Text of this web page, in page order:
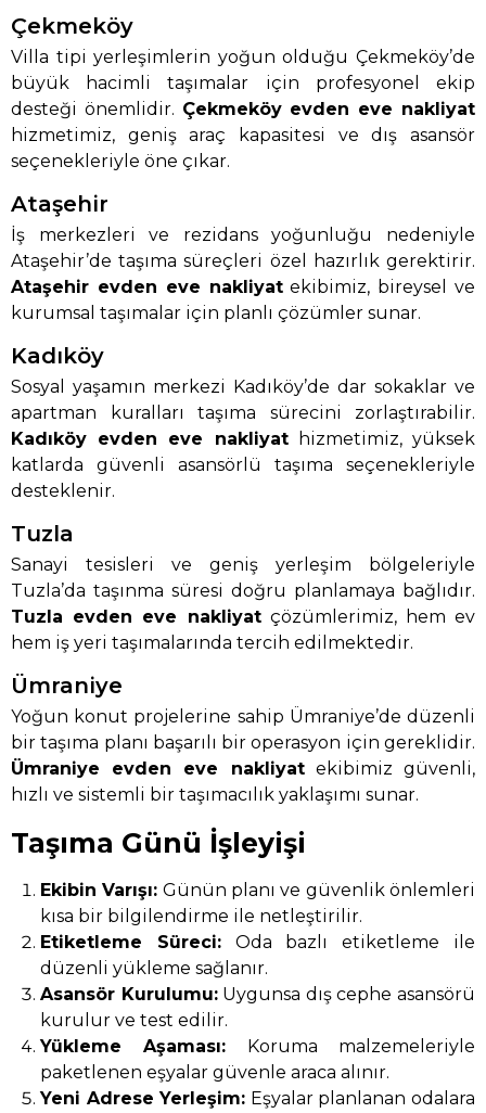
Çekmeköy
Villa tipi yerleşimlerin yoğun olduğu Çekmeköy’de
büyük hacimli taşımalar için profesyonel ekip
desteği önemlidir. Çekmeköy evden eve nakliyat
hizmetimiz, geniş araç kapasitesi ve dış asansör
seçenekleriyle öne çıkar.
Ataşehir
İş merkezleri ve rezidans yoğunluğu nedeniyle
Ataşehir’de taşıma süreçleri özel hazırlık gerektirir.
Ataşehir evden eve nakliyatekibimiz, bireysel ve
kurumsal taşımalar için planlı çözümler sunar.
Kadıköy
Sosyal yaşamın merkezi Kadıköy’de dar sokaklar ve
apartman kuralları taşıma sürecini zorlaştırabilir.
Kadıköy evden eve nakliyathizmetimiz, yüksek
katlarda güvenli asansörlü taşıma seçenekleriyle
desteklenir.
Tuzla
Sanayi tesisleri ve geniş yerleşim bölgeleriyle
Tuzla’da taşınma süresi doğru planlamaya bağlıdır.
Tuzla evden eve nakliyatçözümlerimiz, hem ev
hem iş yeri taşımalarında tercih edilmektedir.
Ümraniye
Yoğun konut projelerine sahip Ümraniye’de düzenli
bir taşıma planı başarılı bir operasyon için gereklidir.
Ümraniye evden eve nakliyatekibimiz güvenli,
hızlı ve sistemli bir taşımacılık yaklaşımı sunar.
Taşıma Günü İşleyişi
Ekibin Varışı: Günün planı ve güvenlik önlemleri
kısa bir bilgilendirme ile netleştirilir.
Etiketleme Süreci:Oda bazlı etiketleme ile
düzenli yükleme sağlanır.
Asansör Kurulumu:Uygunsa dış cephe asansörü
kurulur ve test edilir.
Yükleme Aşaması: Koruma malzemeleriyle
paketlenen eşyalar güvenle araca alınır.
Yeni Adrese Yerleşim: Eşyalar planlanan odalara